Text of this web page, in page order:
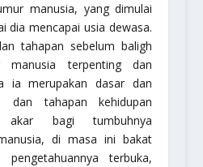
manusia, yang dimulai
dia mencapai usia dewasa.
tahapan sebelum baligh
terpenting dan
ia merupakan dasar dan
dan tahapan kehidupan
akar bagi tumbuhnya
di masa ini bakat
pengetahuannya terbuka,